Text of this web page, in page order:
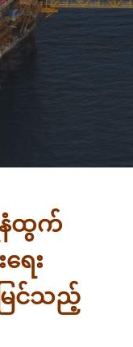
နံထွက်
ေး
မြင်သည့်